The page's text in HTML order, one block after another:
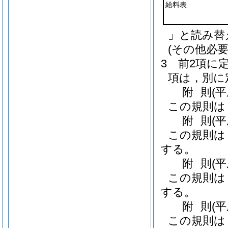
給料表
」と読み
(その他必
3
前2項に
項は，別
附 則 (
この規則
附 則 (
この規則
する。
附 則 (
この規則
する。
附 則 (
この規則